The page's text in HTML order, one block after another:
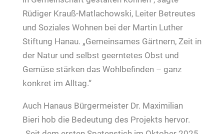
Rüdiger Krauß‑Matlachowski, Leiter Betreutes
und Soziales Wohnen bei der Martin Luther
Stiftung Hanau. „Gemeinsames Gärtnern, Zeit in
der Natur und selbst geerntetes Obst und
Gemüse stärken das Wohlbefinden – ganz
konkret im Alltag.“
Auch Hanaus Bürgermeister Dr. Maximilian
Bieri hob die Bedeutung des Projekts hervor.